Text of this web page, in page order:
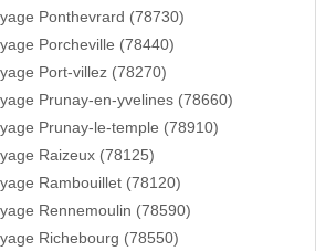
Ponthevrard (78730)
Porcheville (78440)
Port-villez (78270)
Prunay-en-yvelines (78660)
Prunay-le-temple (78910)
Raizeux (78125)
Rambouillet (78120)
Rennemoulin (78590)
Richebourg (78550)